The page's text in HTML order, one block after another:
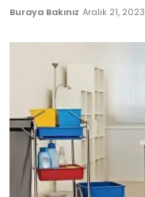
Buraya Bakınız Aralık 21, 2023